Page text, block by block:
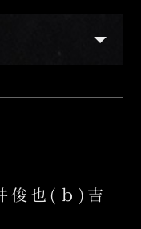
俊也(ｂ)吉